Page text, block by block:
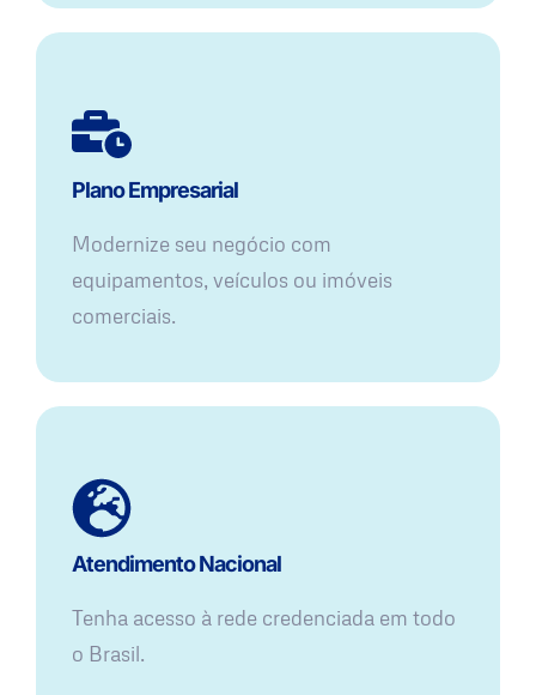
Plano Empresarial
Modernize seu negócio com
equipamentos, veículos ou imóveis
comerciais.
Atendimento Nacional
Tenha acesso à rede credenciada em todo
o Brasil.